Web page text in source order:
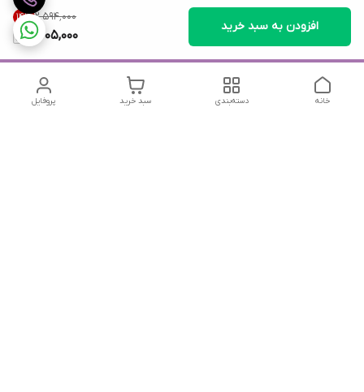
۲٬۵۹۴٬۰۰۰ 14%
2,205,000
افزودن به سبد خرید
پروفایل سبد خرید دسته‌بندی خانه